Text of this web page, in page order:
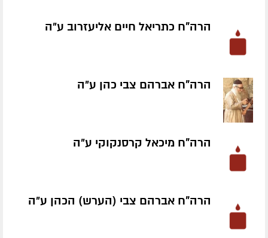
הרה"ח כתריאל חיים אליעזרוב ע״ה
הרה"ח אברהם צבי כהן ע״ה
הרה"ח מיכאל קרסנקוקי ע״ה
הרה"ח אברהם צבי (הערש) הכהן ע״ה